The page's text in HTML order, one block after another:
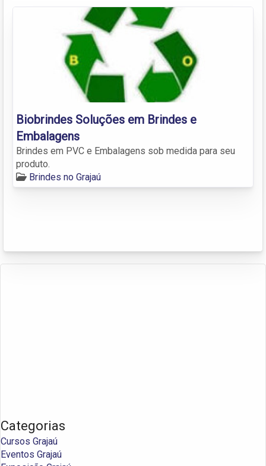
Biobrindes Soluções em Brindes e
Embalagens
Brindes em PVC e Embalagens sob medida para seu
produto.
Brindes no Grajaú
Categorias
Cursos Grajaú
Eventos Grajaú